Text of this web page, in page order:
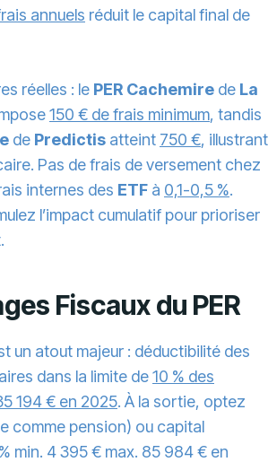
annuels réduit le capital final de
réelles : le PER Cachemire de La
150 € de frais minimum, tandis
de Predictis atteint 750 €, illustrant
Pas de frais de versement chez
internes des ETF à 0,1-0,5 %.
l’impact cumulatif pour prioriser
Fiscaux du PER
un atout majeur : déductibilité des
dans la limite de10 % des
194 € en 2025. À la sortie, optez
comme pension) ou capital
min. 4 395 € max. 85 984 € en